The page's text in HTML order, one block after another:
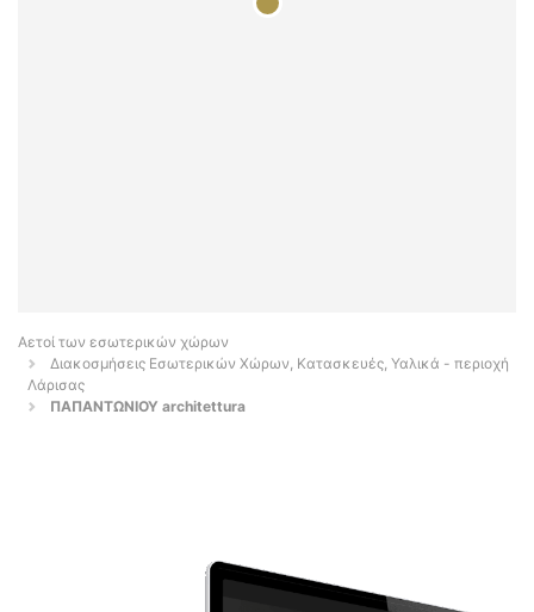
Αετοί των εσωτερικών χώρων
Διακοσμήσεις Εσωτερικών Χώρων, Κατασκευές, Υαλικά - περιοχή
Λάρισας
ΠΑΠΑΝΤΩΝΙΟΥ architettura